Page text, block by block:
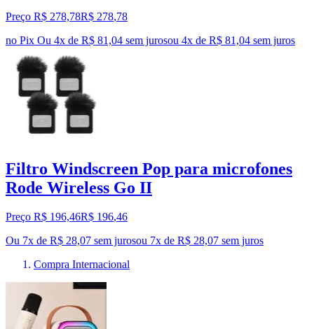
Preço R$ 278,78R$ 278,78
no Pix Ou 4x de R$ 81,04 sem jurosou 4x de R$ 81,04 sem juros
Filtro Windscreen Pop para microfones
Rode Wireless Go II
Preço R$ 196,46R$ 196,46
Ou 7x de R$ 28,07 sem jurosou 7x de R$ 28,07 sem juros
Compra Internacional